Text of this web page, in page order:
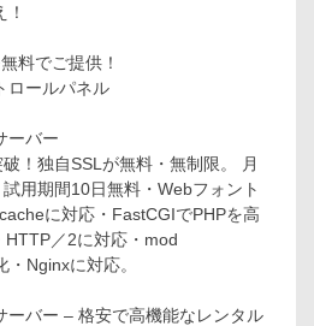
料でご提供！
ロールパネル
ーバー
！独自SSLが無料・無制限。 月
用期間10日無料・Webフォント
に対応・FastCGIでPHPを高
／2に対応・mod
Nginxに対応。
ーバー – 格安で高機能なレンタル